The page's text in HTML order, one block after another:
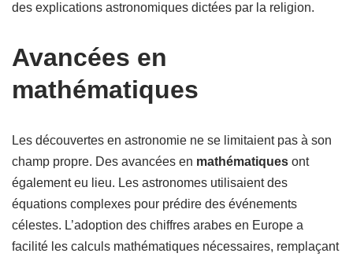
des explications astronomiques dictées par la religion.
Avancées en
mathématiques
Les découvertes en astronomie ne se limitaient pas à son
champ propre. Des avancées en mathématiques ont
également eu lieu. Les astronomes utilisaient des
équations complexes pour prédire des événements
célestes. L’adoption des chiffres arabes en Europe a
facilité les calculs mathématiques nécessaires, remplaçant